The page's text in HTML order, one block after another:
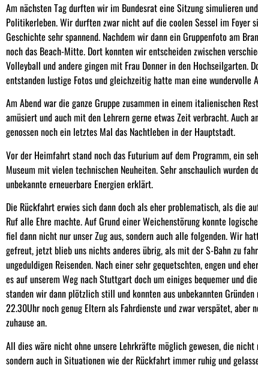
Am nächsten Tag durften wir im Bundesrat eine Sitzung simulieren
Politikerleben. Wir durften zwar nicht auf die coolen Sessel im Foyer
Geschichte sehr spannend. Nachdem wir dann ein Gruppenfoto am
noch das Beach-Mitte. Dort konnten wir entscheiden zwischen
Volleyball und andere gingen mit Frau Donner in den Hochseilgarten.
entstanden lustige Fotos und gleichzeitig hatte man eine wundervolle
Am Abend war die ganze Gruppe zusammen in einem italienischen
amüsiert und auch mit den Lehrern gerne etwas Zeit verbracht. Auch
genossen noch ein letztes Mal das Nachtleben in der Hauptstadt.
Vor der Heimfahrt stand noch das Futurium auf dem Programm, ein
Museum mit vielen technischen Neuheiten. Sehr anschaulich wurden
unbekannte erneuerbare Energien erklärt.
Die Rückfahrt erwies sich dann doch als eher problematisch, als die
Ruf alle Ehre machte. Auf Grund einer Weichenstörung konnte
fiel dann nicht nur unser Zug aus, sondern auch alle folgenden. Wir
gefreut, jetzt blieb uns nichts anderes übrig, als mit der S-Bahn zu
ungeduldigen Reisenden. Nach einer sehr gequetschten, engen und
es auf unserem Weg nach Stuttgart doch um einiges bequemer und
standen wir dann plötzlich still und konnten aus unbekannten
22.30Uhr noch genug Eltern als Fahrdienste und zwar verspätet,
zuhause an.
All dies wäre nicht ohne unsere Lehrkräfte möglich gewesen, die
sondern auch in Situationen wie der Rückfahrt immer ruhig und